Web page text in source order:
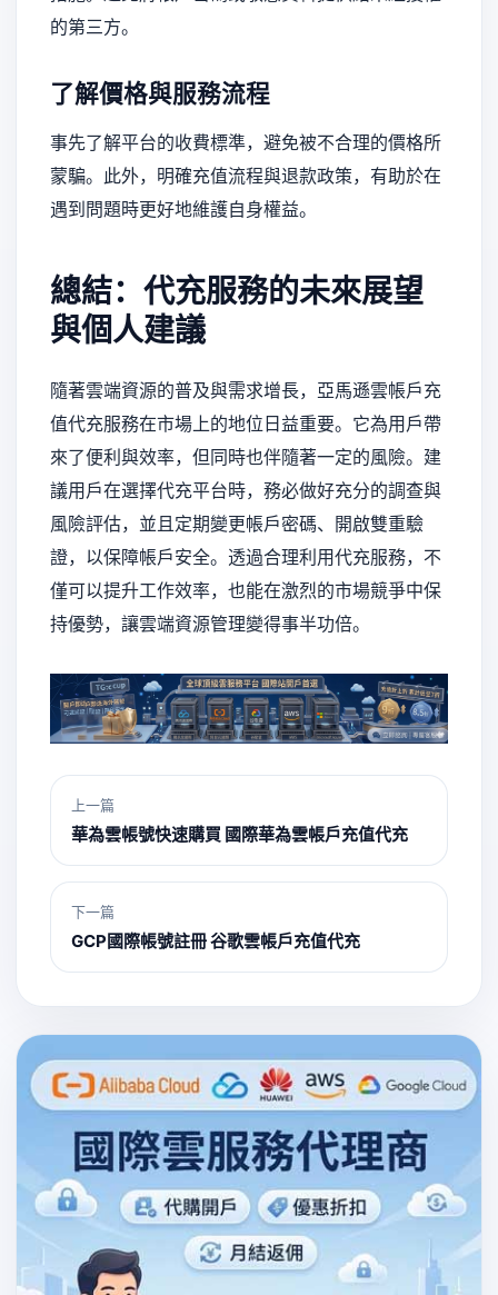
的第三方。
了解價格與服務流程
事先了解平台的收費標準，避免被不合理的價格所
蒙騙。此外，明確充值流程與退款政策，有助於在
遇到問題時更好地維護自身權益。
總結：代充服務的未來展望
與個人建議
隨著雲端資源的普及與需求增長，亞馬遜雲帳戶充
值代充服務在市場上的地位日益重要。它為用戶帶
來了便利與效率，但同時也伴隨著一定的風險。建
議用戶在選擇代充平台時，務必做好充分的調查與
風險評估，並且定期變更帳戶密碼、開啟雙重驗
證，以保障帳戶安全。透過合理利用代充服務，不
僅可以提升工作效率，也能在激烈的市場競爭中保
持優勢，讓雲端資源管理變得事半功倍。
上一篇
華為雲帳號快速購買 國際華為雲帳戶充值代充
下一篇
GCP國際帳號註冊 谷歌雲帳戶充值代充